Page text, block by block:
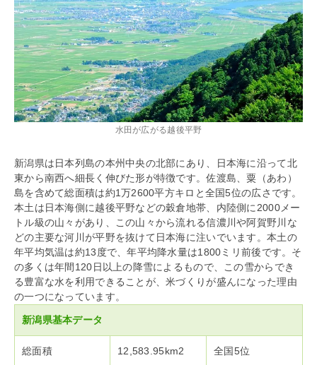
新潟県は日本列島の本州中央の北部にあり、日本海に沿って北
東から南西へ細長く伸びた形が特徴です。佐渡島、粟（あわ）
島を含めて総面積は約1万2600平方キロと全国5位の広さです。
本土は日本海側に越後平野などの穀倉地帯、内陸側に2000メー
トル級の山々があり、この山々から流れる信濃川や阿賀野川な
どの主要な河川が平野を抜けて日本海に注いでいます。本土の
年平均気温は約13度で、年平均降水量は1800ミリ前後です。そ
の多くは年間120日以上の降雪によるもので、この雪からでき
る豊富な水を利用できることが、米づくりが盛んになった理由
の一つになっています。
新潟県基本データ
総面積 12,583.95km2 全国5位
水田が広がる越後平野